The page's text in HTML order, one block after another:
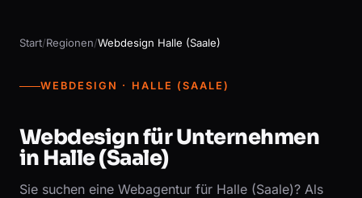
Start/Regionen/Webdesign Halle (Saale)
WEBDESIGN · HALLE (SAALE)
Webdesign für Unternehmen
in Halle (Saale)
Sie suchen eine Webagentur für Halle (Saale)? Als